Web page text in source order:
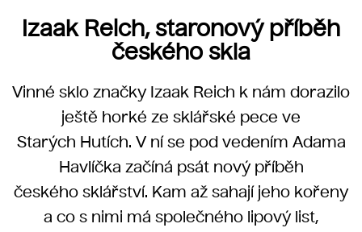
Izaak Reich, staronový příběh
českého skla
Vinné sklo značky Izaak Reich k nám dorazilo
ještě horké ze sklářské pece ve
Starých Hutích. V ní se pod vedením Adama
Havlíčka začíná psát nový příběh
českého sklářství. Kam až sahají jeho kořeny
a co s nimi má společného lipový list,